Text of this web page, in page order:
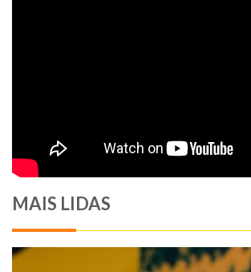
MAIS LIDAS